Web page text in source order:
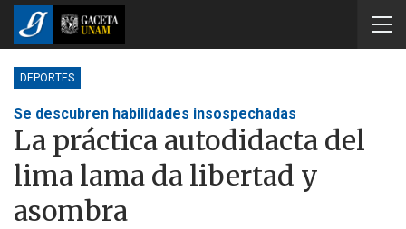
DEPORTES
Se descubren habilidades insospechadas
La práctica autodidacta del
lima lama da libertad y
asombra